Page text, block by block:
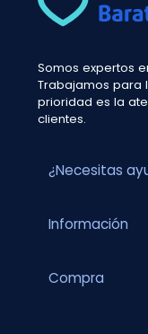
Somos expertos
Trabajamos para
prioridad es la
clientes.
¿Necesitas
Información
Compra